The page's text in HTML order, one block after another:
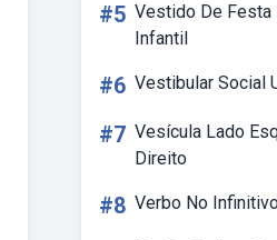
#5 Vestido De Festa
Infantil
#6 Vestibular Social
#7 Vesícula Lado
Direito
#8 Verbo No